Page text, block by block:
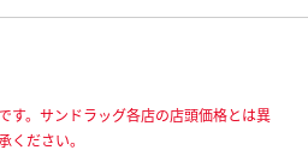
す。サンドラッグ各店の店頭価格とは異
ください。